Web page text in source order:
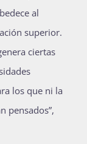
al
superior.
ciertas
los que ni la
pensados”,